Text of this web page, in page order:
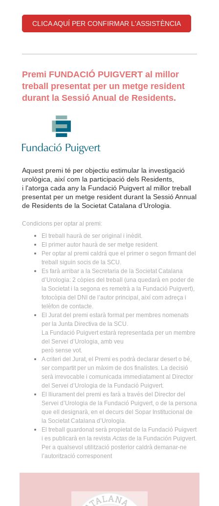
CLICA AQUÍ PER CONFIRMAR L'ASSISTÈNCIA
Premi FUNDACIÓ PUIGVERT al millor
treball presentat per un metge resident
durant la Sessió Anual de Residents.
Aquest premi té per objectiu estimular la investigació
urològica, així com la participació dels Residents,
i l'atorga cada any la Fundació Puigvert al millor treball
presentat per un metge resident durant la Sessió Annual
de Residents de la Societat Catalana d’Urologia.
Condicions per optar al premi:
El treball haurà de ser original i inèdit.
El primer autor haurà de ser metge resident.
Per optar al premi caldrá que el primer o segon firmant del
treball siguin socis de la SCU.
Es farà arribar a la Secretaria de la Societat Catalana
d’Urologia: 2 còpies del treball (una quedarà en poder de
la Societat i la segona es remetrà a la Fundació Puigvert),
fotocòpia del DNI de l’autor principal, així com adreça i
telèfon de contacte.
El Jurat del premi estarà format per membres nomenats
per la Junta Directiva de la SCU.
La Fundació Puigvert estarà representada per un membre
del Servei d’Urologia, amb veu
però sense vot.
A criteri del Jurat, el Premi es podrà declarar desert o bé,
ser compartit per un màxim de dos finalistes. La decisió
serà irrevocable i comunicada immediatament al Director
del Servei d’Urologia de la Fundació Puigvert.
El lliurament del premi es farà a través del Director del
Servei d’Urologia de la Fundació Puigvert, o de la persona
que ell designarà, en el decurs del Sopar Institucional de
la Societat Catalana d’Urologia.
El treball guardonat serà propietat de la Fundació Puigvert
i es publicarà en la revistaActas de la Fundación Puigvert.
Per a qualsevol utilització posterior caldrà demanar-ne
l’autorització corresponent